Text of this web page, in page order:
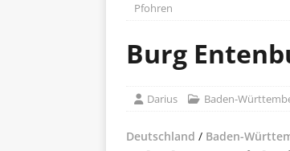
Pfohren
Burg
Darius Baden-
Deutschland / Baden-